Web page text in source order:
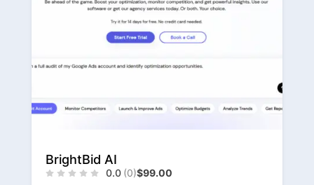
BrightBid AI
0.0 (0)$99.00